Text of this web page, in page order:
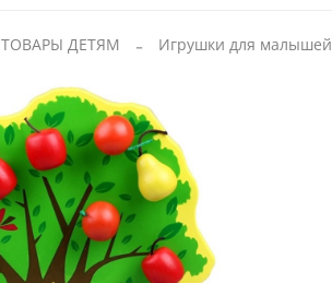
ТОВАРЫ ДЕТЯМ Игрушки для малышей